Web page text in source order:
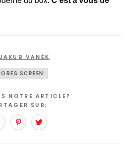
VANĚK
SCREEN
NOTRE ARTICLE?
SUR:
FacebookPinterest